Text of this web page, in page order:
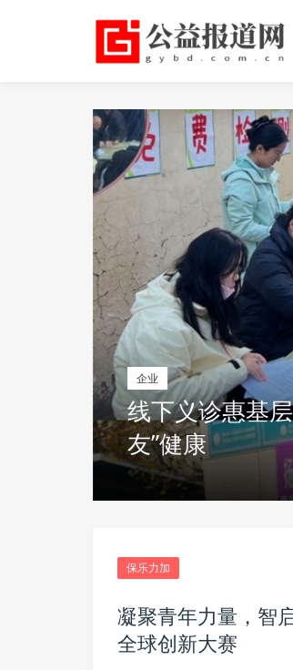
企业
线下义诊惠基
友”健康
资讯
INTO YOU携
代替购买
保乐力加
凝聚青年力量，智
全球创新大赛